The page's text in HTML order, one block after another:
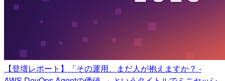
【登壇レポート】「その運用、まだ人が抱えますか？ -